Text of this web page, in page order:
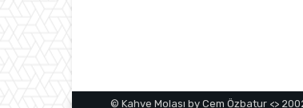
© Kahve Molası by Cem Özbatur <>